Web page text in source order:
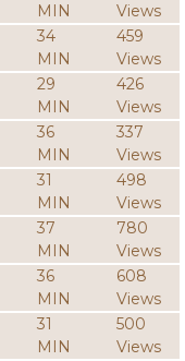
MIN
Views
34
MIN
459
Views
29
MIN
426
Views
36
MIN
337
Views
31
MIN
498
Views
37
MIN
780
Views
36
MIN
608
Views
31
MIN
500
Views